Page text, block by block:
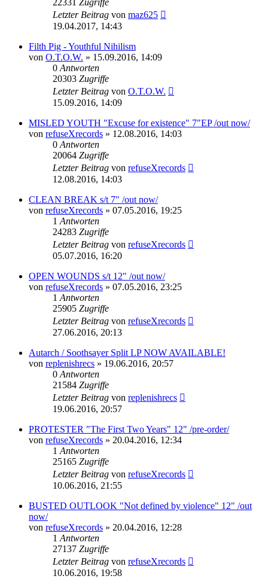
Letzter Beitrag von maz625
19.04.2017, 14:43
Filth Pig - Youthful Nihilism
von O.T.O.W. » 15.09.2016, 14:09
0 Antworten
20303 Zugriffe
Letzter Beitrag von O.T.O.W.
15.09.2016, 14:09
MISLED YOUTH "Excuse for existence" 7"EP /out now/
von refuseXrecords » 12.08.2016, 14:03
0 Antworten
20064 Zugriffe
Letzter Beitrag von refuseXrecords
12.08.2016, 14:03
CLEAN BREAK s/t 7" /out now/
von refuseXrecords » 07.05.2016, 19:25
1 Antworten
24283 Zugriffe
Letzter Beitrag von refuseXrecords
05.07.2016, 16:20
OPEN WOUNDS s/t 12" /out now/
von refuseXrecords » 07.05.2016, 23:25
1 Antworten
25905 Zugriffe
Letzter Beitrag von refuseXrecords
27.06.2016, 20:13
Autarch / Soothsayer Split LP NOW AVAILABLE!
von replenishrecs » 19.06.2016, 20:57
0 Antworten
21584 Zugriffe
Letzter Beitrag von replenishrecs
19.06.2016, 20:57
PROTESTER "The First Two Years" 12" /pre-order/
von refuseXrecords » 20.04.2016, 12:34
1 Antworten
25165 Zugriffe
Letzter Beitrag von refuseXrecords
10.06.2016, 21:55
BUSTED OUTLOOK "Not defined by violence" 12" /out
now/
von refuseXrecords » 20.04.2016, 12:28
1 Antworten
27137 Zugriffe
Letzter Beitrag von refuseXrecords
10.06.2016, 19:58